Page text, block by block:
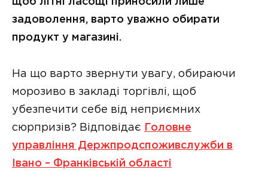
задоволення, варто уважно обирати
продукт у магазині.
На що варто звернути увагу, обираючи
морозиво в закладі торгівлі, щоб
убезпечити себе від неприємних
сюрпризів? Відповідає
Головне
управління Держпродспоживслужби в
Івано – Франківській області